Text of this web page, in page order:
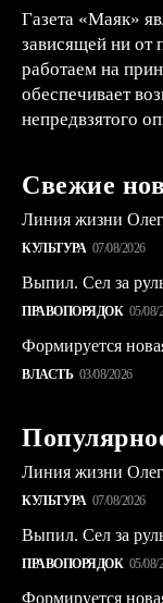
Газета «Маяк»
зависящей ни от
работаем на
обеспечивает
непредвзятого
Свежие
Линия жизни
КУЛЬТУРА 07/08/2026
Выпил. Сел за
ПРАВОПОРЯДОК 05/08/
Формируется
ВЛАСТЬ 03/08/2026
Линия жизни
КУЛЬТУРА 07/08/2026
Выпил. Сел за
ПРАВОПОРЯДОК 05/08/
Формируется